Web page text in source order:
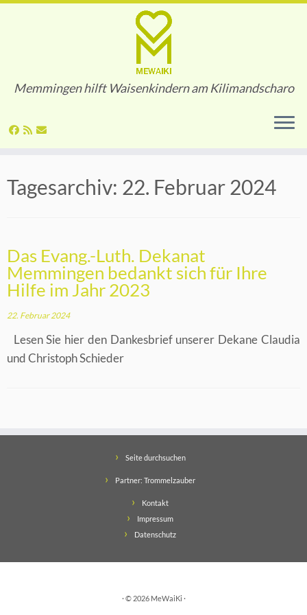
Inhalt
springen
Memmingen hilft Waisenkindern am Kilimandscharo
Tagesarchiv: 22. Februar 2024
Das Evang.-Luth. Dekanat
Memmingen bedankt sich für Ihre
Hilfe im Jahr 2023
22. Februar 2024
Lesen Sie hier den Dankesbrief unserer Dekane Claudia
und Christoph Schieder
Seite durchsuchen
Partner: Trommelzauber
Kontakt
Impressum
Datenschutz
· © 2026 MeWaiKi ·